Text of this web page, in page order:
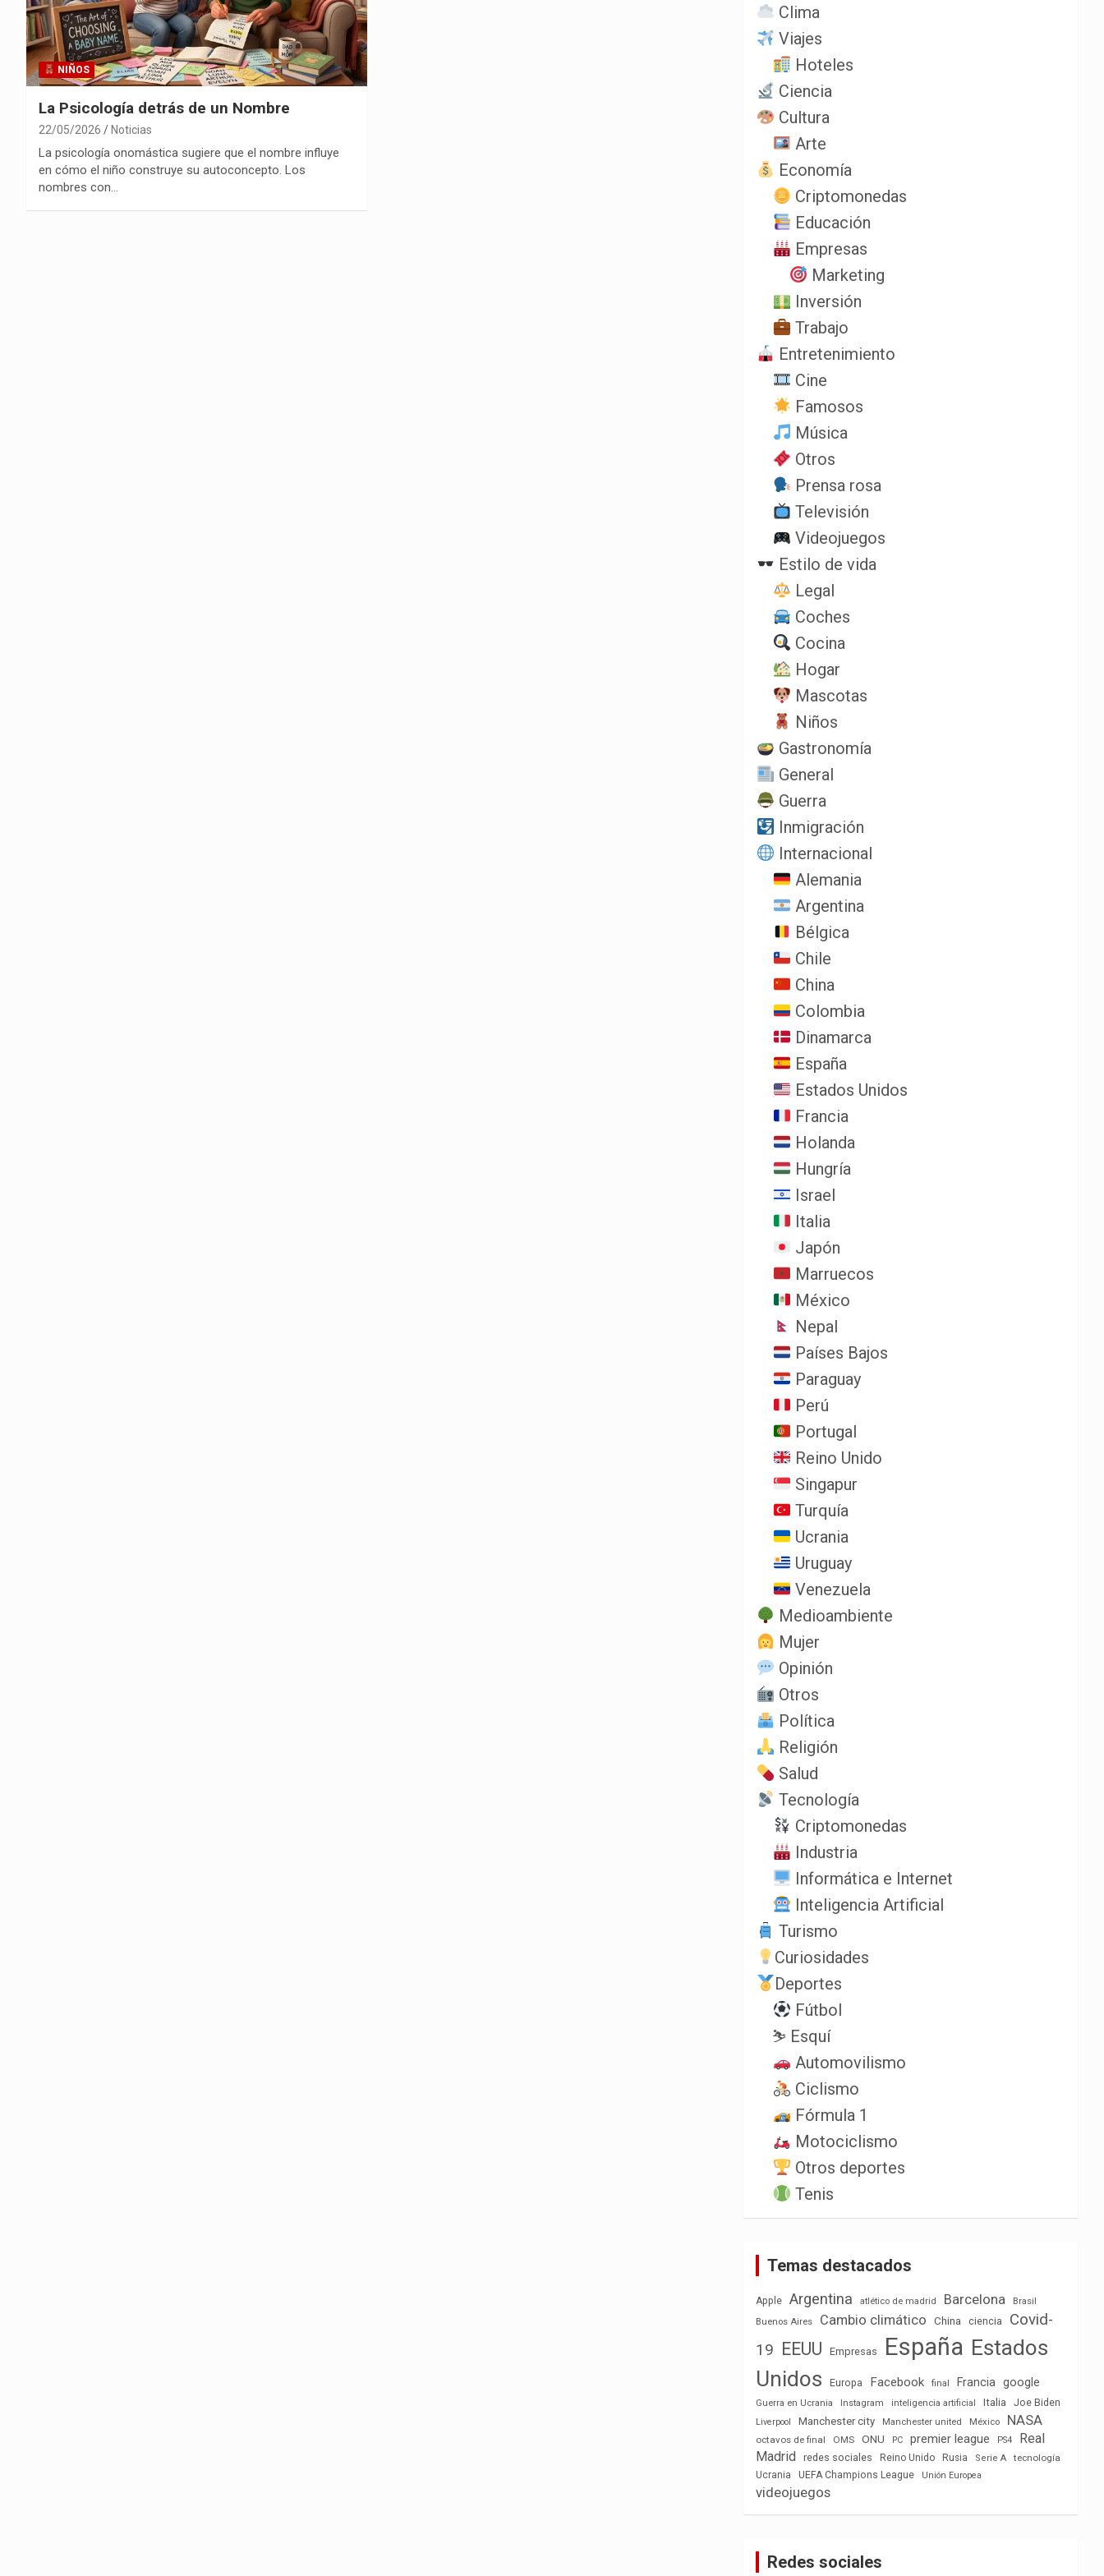
NIÑOS
La Psicología detrás de un Nombre
22/05/2026 Noticias
La psicología onomástica sugiere que el nombre influye
en cómo el niño construye su autoconcepto. Los
nombres con…
Clima
Viajes
Hoteles
Ciencia
Cultura
Arte
Economía
Criptomonedas
Educación
Empresas
Marketing
Inversión
Trabajo
Entretenimiento
Cine
Famosos
Música
Otros
Prensa rosa
Televisión
Videojuegos
Estilo de vida
Legal
Coches
Cocina
Hogar
Mascotas
Niños
Gastronomía
General
Guerra
Inmigración
Internacional
Alemania
Argentina
Bélgica
Chile
China
Colombia
Dinamarca
España
Estados Unidos
Francia
Holanda
Hungría
Israel
Italia
Japón
Marruecos
México
Nepal
Países Bajos
Paraguay
Perú
Portugal
Reino Unido
Singapur
Turquía
Ucrania
Uruguay
Venezuela
Medioambiente
Mujer
Opinión
Otros
Política
Religión
Salud
Tecnología
Criptomonedas
Industria
Informática e Internet
Inteligencia Artificial
Turismo
Curiosidades
Deportes
Fútbol
⛷️ Esquí
Automovilismo
Ciclismo
Fórmula 1
Motociclismo
Otros deportes
Tenis
Temas destacados
Apple Argentina atlético de madrid Barcelona
Brasil
Buenos Aires
Cambio climático China ciencia
Covid-
19
EEUU Empresas España Estados
Unidos
Europa Facebook final Francia google
Guerra en Ucrania Instagram inteligencia artificial Italia Joe Biden
Liverpool Manchester city Manchester united México NASA
octavos de final OMS ONU PC premier league PS4
Real
Madrid
redes sociales Reino Unido Rusia Serie A
tecnología
Ucrania
UEFA Champions League Unión Europea
videojuegos
Redes sociales